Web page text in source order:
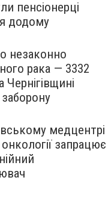
пенсіонерці
додому
незаконно
рака — 3332
Чернігівщині
медцентрі
онкології запрацює